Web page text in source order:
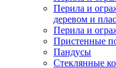
Перила и
деревом и
Перила и
Пристенные
Пандусы
Стеклянные